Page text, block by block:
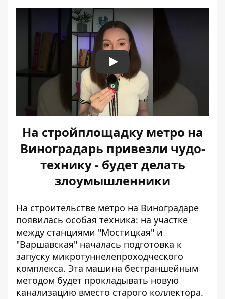
Play
На стройплощадку метро на
Виноградарь привезли чудо-
технику - будет делать
злоумышленники
На строительстве метро на Виноградаре
появилась особая техника: на участке
между станциями "Мостицкая" и
"Варшавская" началась подготовка к
запуску микротуннелепроходческого
комплекса. Эта машина бестраншейным
методом будет прокладывать новую
канализацию вместо старого коллектора.